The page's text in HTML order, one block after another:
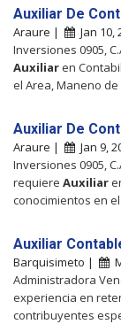
Auxiliar De
Araure | Jan 10,
Inversiones 0905,
Auxiliaren
el Area, Maneno
Auxiliar De
Araure | Jan 9,
Inversiones 0905,
requiere Auxiliar
conocimientos en
Auxiliar
Barquisimeto |
Administradora
experiencia en
contribuyentes